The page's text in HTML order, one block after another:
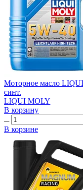
Моторное масло
синт.
LIQUI MOLY
В корзину
В корзине